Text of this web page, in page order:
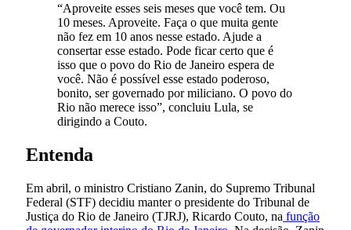
“Aproveite esses seis meses que você tem. Ou
10 meses. Aproveite. Faça o que muita gente
não fez em 10 anos nesse estado. Ajude a
consertar esse estado. Pode ficar certo que é
isso que o povo do Rio de Janeiro espera de
você. Não é possível esse estado poderoso,
bonito, ser governado por miliciano. O povo do
Rio não merece isso”, concluiu Lula, se
dirigindo a Couto.
Entenda
Em abril, o ministro Cristiano Zanin, do Supremo Tribunal
Federal (STF) decidiu manter o presidente do Tribunal de
Justiça do Rio de Janeiro (TJRJ), Ricardo Couto, na função